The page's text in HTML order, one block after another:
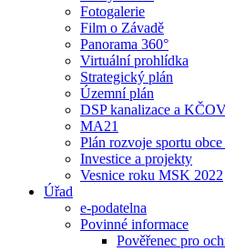
Fotogalerie
Film o Závadě
Panorama 360°
Virtuální prohlídka
Strategický plán
Územní plán
DSP kanalizace a
MA21
Plán rozvoje sportu obce
Investice a projekty
Vesnice roku MSK 2022
Úřad
e-podatelna
Povinné informace
Pověřenec pro